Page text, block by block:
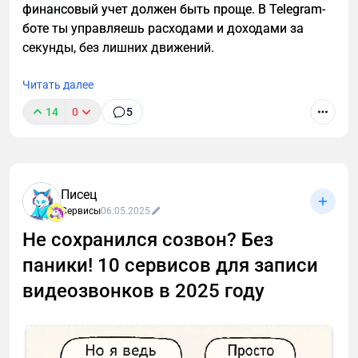
финансовый учет должен быть проще. В Telegram-
боте ты управляешь расходами и доходами за
секунды, без лишних движений.
Читать далее
14 0 5
Писец
Сервисы06.05.2025
Не сохранился созвон? Без
паники! 10 сервисов для записи
видеозвонков в 2025 году